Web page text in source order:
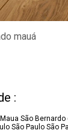
mauá
:
Maua São Bernardo
São Paulo São